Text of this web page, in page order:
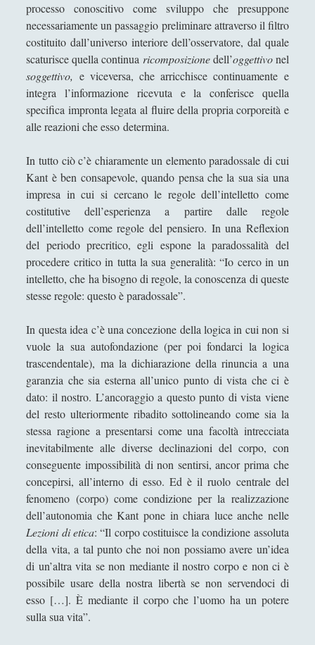
processo conoscitivo come sviluppo che presuppone
necessariamente un passaggio preliminare attraverso il filtro
costituito dall’universo interiore dell’osservatore, dal quale
scaturisce quella continua ricomposizionedell’oggettivonel
soggettivo, e viceversa, che arricchisce continuamente e
integra l’informazione ricevuta e la conferisce quella
specifica impronta legata al fluire della propria corporeità e
alle reazioni che esso determina.
In tutto ciò c’è chiaramente un elemento paradossale di cui
Kant è ben consapevole, quando pensa che la sua sia una
impresa in cui si cercano le regole dell’intelletto come
costitutive dell’esperienza a partire dalle regole
dell’intelletto come regole del pensiero. In una Reflexion
del periodo precritico, egli espone la paradossalità del
procedere critico in tutta la sua generalità: “Io cerco in un
intelletto, che ha bisogno di regole, la conoscenza di queste
stesse regole: questo è paradossale”.
In questa idea c’è una concezione della logica in cui non si
vuole la sua autofondazione (per poi fondarci la logica
trascendentale), ma la dichiarazione della rinuncia a una
garanzia che sia esterna all’unico punto di vista che ci è
dato: il nostro. L’ancoraggio a questo punto di vista viene
del resto ulteriormente ribadito sottolineando come sia la
stessa ragione a presentarsi come una facoltà intrecciata
inevitabilmente alle diverse declinazioni del corpo, con
conseguente impossibilità di non sentirsi, ancor prima che
concepirsi, all’interno di esso. Ed è il ruolo centrale del
fenomeno (corpo) come condizione per la realizzazione
dell’autonomia che Kant pone in chiara luce anche nelle
Lezioni di etica: “Il corpo costituisce la condizione assoluta
della vita, a tal punto che noi non possiamo avere un’idea
di un’altra vita se non mediante il nostro corpo e non ci è
possibile usare della nostra libertà se non servendoci di
esso […]. È mediante il corpo che l’uomo ha un potere
sulla sua vita”.